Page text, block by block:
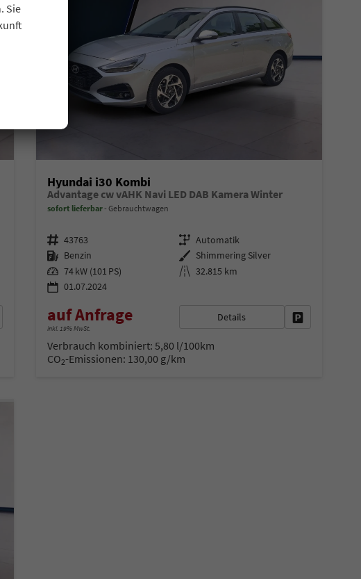
Fahrzeug parken
Hyundai i30 Kombi
Advantage cw vAHK Navi LED DAB Kamera Winter
sofort lieferbar Gebrauchtwagen
Fahrzeugnr. 43763 Getriebe Automatik
Kraftstoff Benzin Außenfarbe Shimmering Silver
Leistung 74 kW (101 PS) Kilometerstand 32.815 km
01.07.2024
auf Anfrage
inkl. 19% MwSt.
Details
Verbrauch kombiniert: 5,80 l/100km
CO2-Emissionen: 130,00 g/km
Sie